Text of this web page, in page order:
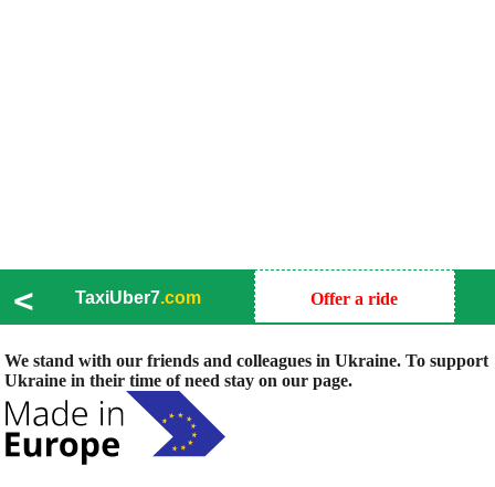
< TaxiUber7.com Offer a ride
We stand with our friends and colleagues in Ukraine. To support
Ukraine in their time of need stay on our page.